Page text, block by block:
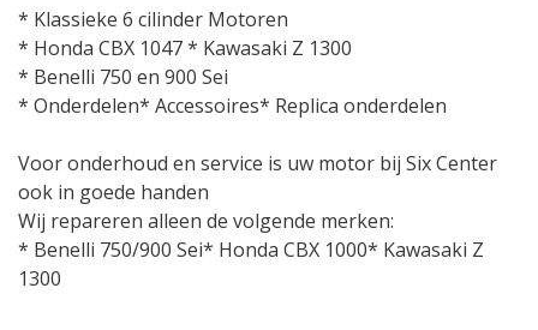
* Klassieke 6 cilinder Motoren
* Honda CBX 1047 * Kawasaki Z 1300
* Benelli 750 en 900 Sei
* Onderdelen* Accessoires* Replica onderdelen
Voor onderhoud en service is uw motor bij Six Center
ook in goede handen
Wij repareren alleen de volgende merken:
* Benelli 750/900 Sei* Honda CBX 1000* Kawasaki Z
1300